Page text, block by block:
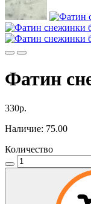
Фатин
330р.
Наличие: 75.00
Количество